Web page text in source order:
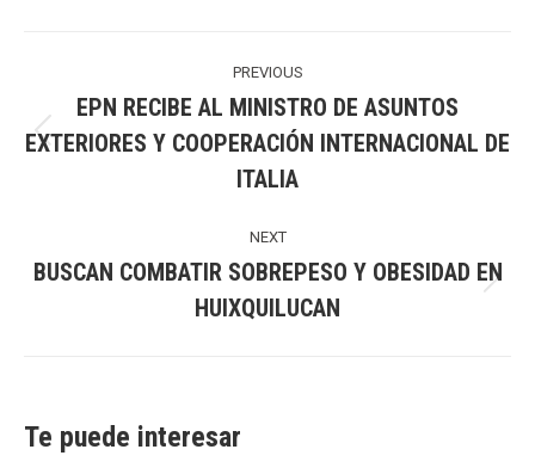
PREVIOUS
Previous
post:
EPN RECIBE AL MINISTRO DE ASUNTOS
EXTERIORES Y COOPERACIÓN INTERNACIONAL DE
ITALIA
NEXT
post:
BUSCAN COMBATIR SOBREPESO Y OBESIDAD EN
HUIXQUILUCAN
Te puede interesar